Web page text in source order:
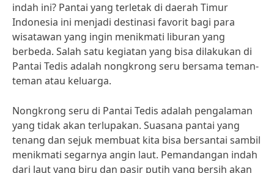
indah ini? Pantai yang terletak di daerah Timur
Indonesia ini menjadi destinasi favorit bagi para
wisatawan yang ingin menikmati liburan yang
berbeda. Salah satu kegiatan yang bisa dilakukan di
Pantai Tedis adalah nongkrong seru bersama teman-
teman atau keluarga.
Nongkrong seru di Pantai Tedis adalah pengalaman
yang tidak akan terlupakan. Suasana pantai yang
tenang dan sejuk membuat kita bisa bersantai sambil
menikmati segarnya angin laut. Pemandangan indah
dari laut yang biru dan pasir putih yang bersih akan